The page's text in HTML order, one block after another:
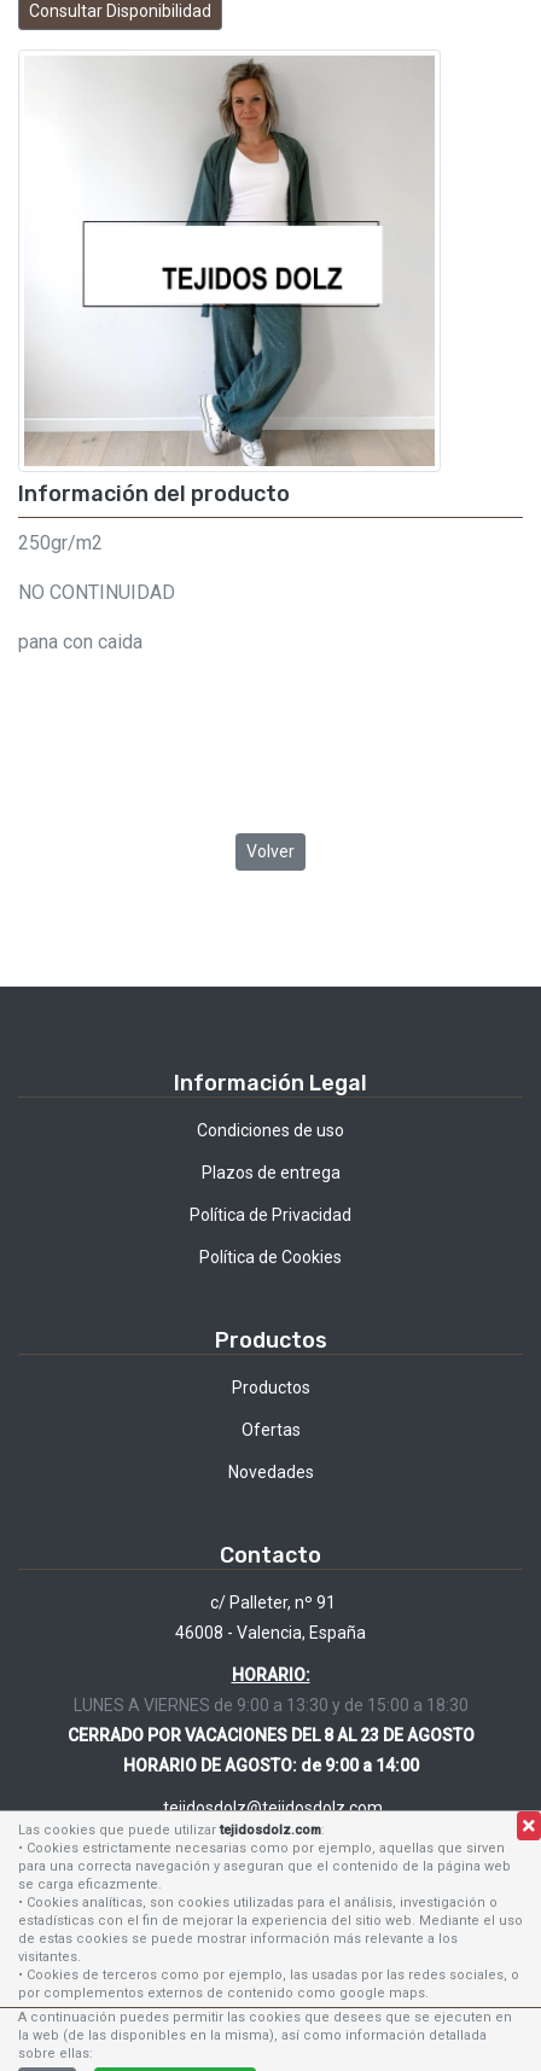
Las cookies que puede utilizartejidosdolz.com:
• Cookies estrictamente necesarias como por ejemplo, aquellas que sirven
para una correcta navegación y aseguran que el contenido de la página web
se carga eficazmente.
• Cookies analíticas, son cookies utilizadas para el análisis, investigación o
estadísticas con el fin de mejorar la experiencia del sitio web. Mediante el uso
de estas cookies se puede mostrar información más relevante a los
visitantes.
• Cookies de terceros como por ejemplo, las usadas por las redes sociales, o
por complementos externos de contenido como google maps.
A continuación puedes permitir las cookies que desees que se ejecuten en
la web (de las disponibles en la misma), así como información detallada
sobre ellas:
Consultar Disponibilidad
Información del producto
250gr/m2
NO CONTINUIDAD
pana con caida
Volver
Información Legal
Condiciones de uso
Plazos de entrega
Política de Privacidad
Política de Cookies
Productos
Productos
Ofertas
Novedades
Contacto
c/ Palleter, nº 91
46008 - Valencia, España
HORARIO:
LUNES A VIERNES de 9:00 a 13:30 y de 15:00 a 18:30
CERRADO POR VACACIONES DEL 8 AL 23 DE AGOSTO
HORARIO DE AGOSTO: de 9:00 a 14:00
tejidosdolz@tejidosdolz.com
96 384 62 24
630 168 464
Tejidos Dolz S.L. Tu tienda de confianza en Valencia